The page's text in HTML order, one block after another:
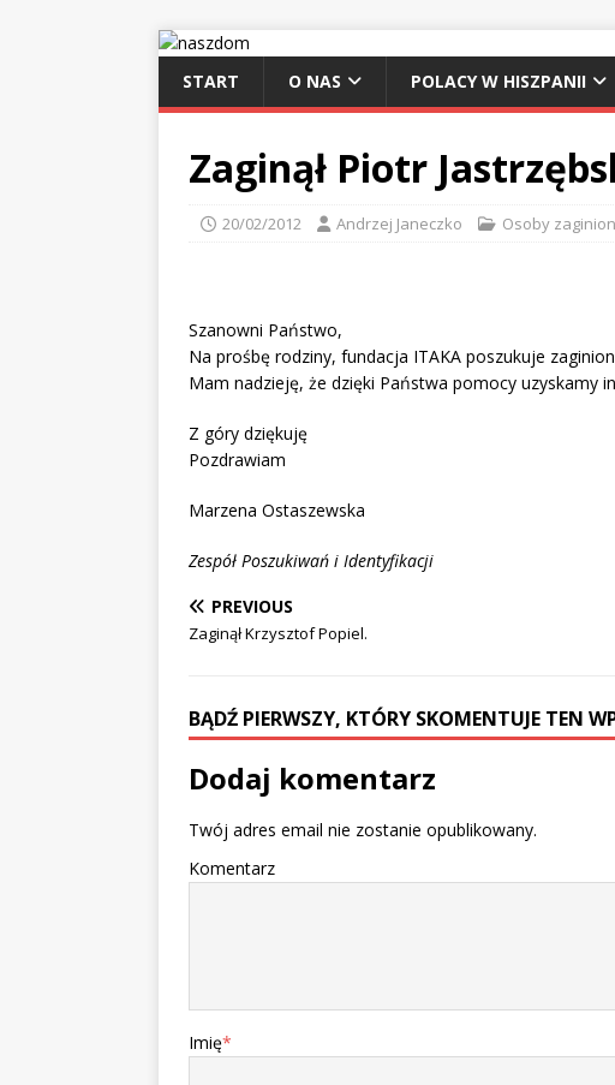
START O NAS POLACY W HISZPANII
Zaginął Piotr
20/02/2012 Andrzej Janeczko Osoby
Szanowni Państwo,
Na prośbę rodziny, fundacja ITAKA poszukuje
Mam nadzieję, że dzięki Państwa pomocy uzyskamy
Z góry dziękuję
Pozdrawiam
Marzena Ostaszewska
Zespół Poszukiwań i Identyfikacji
PREVIOUS
Zaginął Krzysztof Popiel.
BĄDŹ PIERWSZY, KTÓRY SKOMENTUJE TEN
Dodaj komentarz
Twój adres email nie zostanie opublikowany.
Komentarz
Imię*